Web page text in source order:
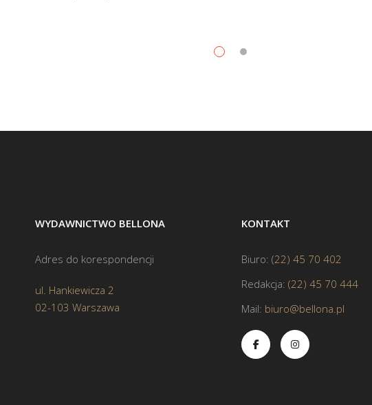
WYDAWNICTWO BELLONA
Adres do korespondencji
ul. Hankiewicza 2
02-103 Warszawa
KONTAKT
Biuro: (22) 45 70 402
Redakcja: (22) 45 70 444
Mail: biuro@bellona.pl